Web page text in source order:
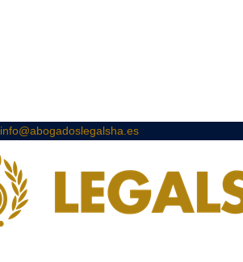
info@abogadoslegalsha.es